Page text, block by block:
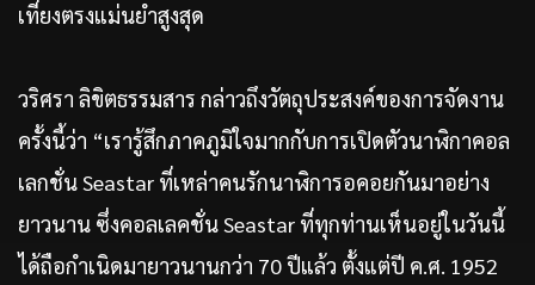
เที่ยงตรงแม่นยำสูงสุด
วริศรา ลิขิตธรรมสาร กล่าวถึงวัตถุประสงค์ของการจัดงาน
ครั้งนี้ว่า “เรารู้สึกภาคภูมิใจมากกับการเปิดตัวนาฬิกาคอล
เลกชั่น Seastar ที่เหล่าคนรักนาฬิการอคอยกันมาอย่าง
ยาวนาน ซึ่งคอลเลคชั่น Seastar ที่ทุกท่านเห็นอยู่ในวันนี้
ได้ถือกำเนิดมายาวนานกว่า 70 ปีแล้ว ตั้งแต่ปี ค.ศ. 1952